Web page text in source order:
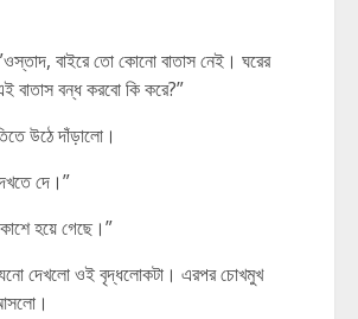
বাইরে তো কোনো বাতাস নেই। ঘরের
বাতাস বন্ধ করবো কি করে?”
উঠে দাঁড়ালো।
দে।”
হয়ে গেছে।”
যেনো দেখলো ওই বৃদ্ধলোকটা। এরপর চোখমুখ